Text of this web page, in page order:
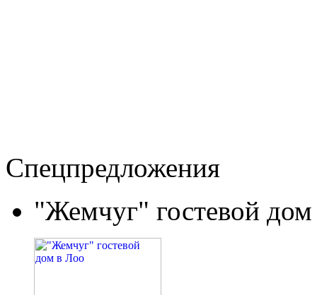
Спецпредложения
"Жемчуг" гостевой